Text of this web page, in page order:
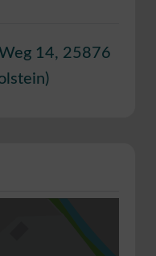
14, 25876
)